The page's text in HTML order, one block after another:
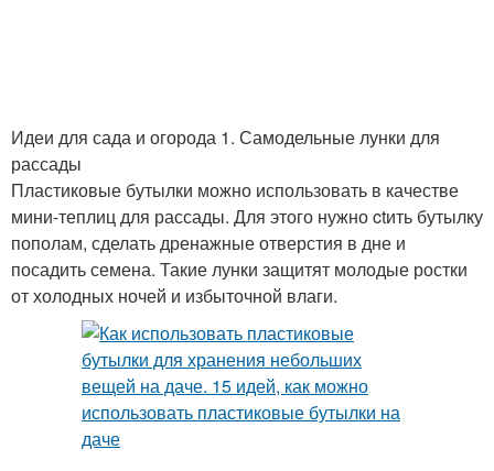
Идеи для сада и огорода 1. Самодельные лунки для
рассады
Пластиковые бутылки можно использовать в качестве
мини-теплиц для рассады. Для этого нужно ctить бутылку
пополам, сделать дренажные отверстия в дне и
посадить семена. Такие лунки защитят молодые ростки
от холодных ночей и избыточной влаги.